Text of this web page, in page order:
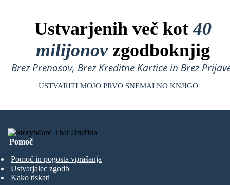
Ustvarjenih več kot40
milijonovzgodboknjig
Brez Prenosov, Brez Kreditne Kartice in Brez
USTVARITI MOJO PRVO SNEMALNO KNJIGO
Pomoč
Pomoč in pogosta vprašanja
Ustvarjalec zgodb
Kako tiskati